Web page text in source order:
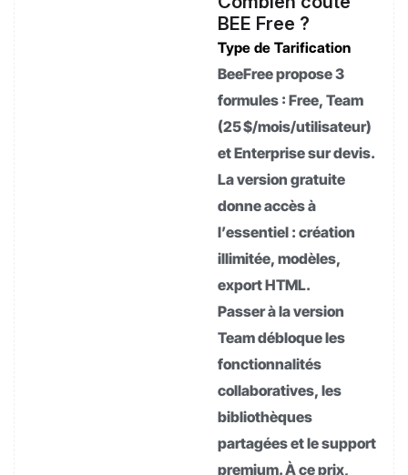
BEE Free ?
Type de Tarification
BeeFree propose 3
formules : Free, Team
(25 $/mois/utilisateur)
et Enterprise sur devis.
La version gratuite
donne accès à
l’essentiel : création
illimitée, modèles,
export HTML.
Passer à la version
Team débloque les
fonctionnalités
collaboratives, les
bibliothèques
partagées et le support
premium. À ce prix,